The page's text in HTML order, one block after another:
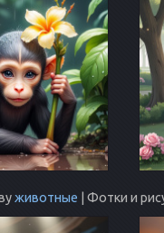
животные | Фотки и